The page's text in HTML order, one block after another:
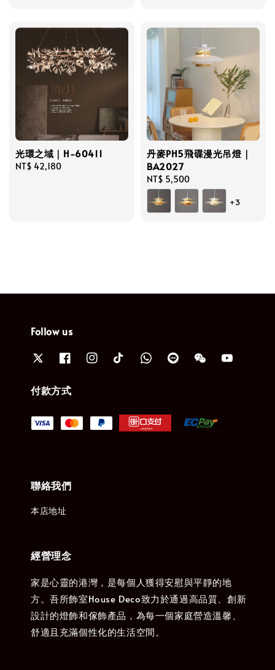
光環之域｜H-60411
Regular
NT$ 42,180
丹麥PH5飛碟漫光吊燈｜
BA2027
Regular
price
NT$ 5,500
+3
Follow us
付款方式
聯絡我們
本店地址
經營理念
家是心靈的港灣，是每個人獲得安慰與平靜的地
方。吾所飾室House Deco致力於通過高品質、創新
設計的燈飾和傢飾產品，為每一個家庭營造溫馨、
舒適且充滿個性化的生活空間。